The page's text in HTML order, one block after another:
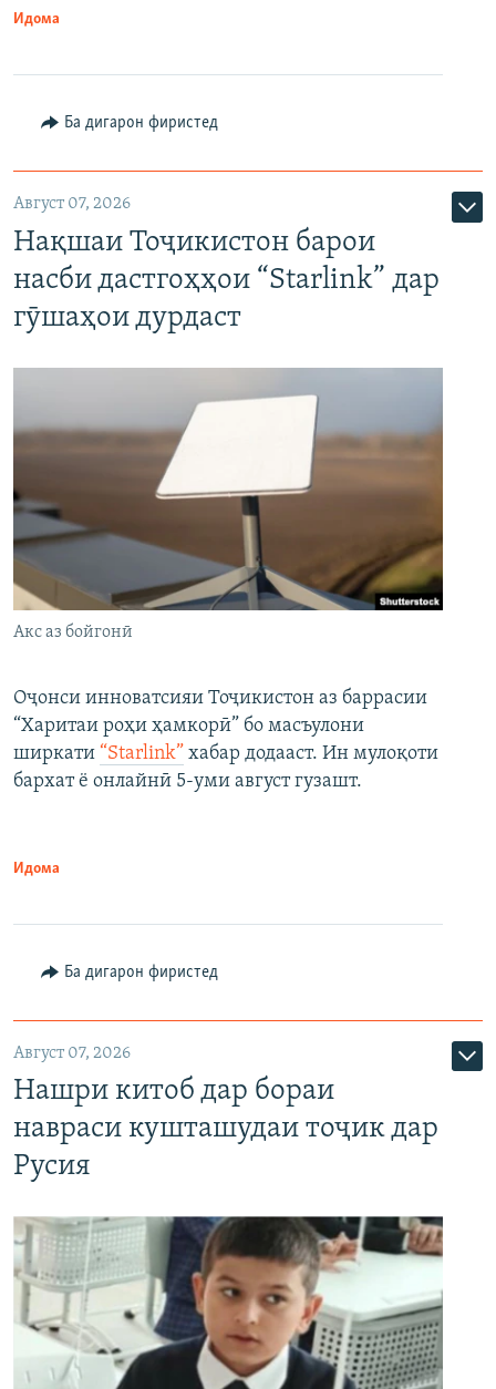
Идома
Ба дигарон фиристед
Август 07, 2026
Нақшаи Тоҷикистон барои
насби дастгоҳҳои “Starlink” дар
гӯшаҳои дурдаст
Акс аз бойгонӣ
Оҷонси инноватсияи Тоҷикистон аз баррасии
“Харитаи роҳи ҳамкорӣ” бо масъулони
ширкати “Starlink” хабар додааст. Ин мулоқоти
бархат ё онлайнӣ 5-уми август гузашт.
Идома
Ба дигарон фиристед
Август 07, 2026
Нашри китоб дар бораи
навраси кушташудаи тоҷик дар
Русия